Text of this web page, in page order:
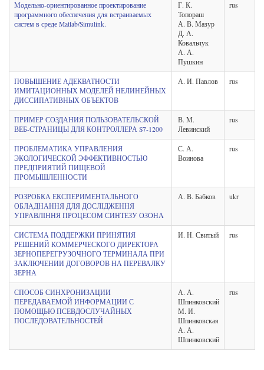
Модельно-ориентированное проектирование
программного обеспечения для встраиваемых
систем в среде Matlab/Simulink.
Г. К.
Топораш
А. В. Мазур
Д. А.
Ковальчук
А. А.
Пушкин
rus
ПОВЫШЕНИЕ АДЕКВАТНОСТИ
ИМИТАЦИОННЫХ МОДЕЛЕЙ НЕЛИНЕЙНЫХ
ДИССИПАТИВНЫХ ОБЪЕКТОВ
А. И. Павлов rus
ПРИМЕР СОЗДАНИЯ ПОЛЬЗОВАТЕЛЬСКОЙ
ВЕБ-СТРАНИЦЫ ДЛЯ КОНТРОЛЛЕРА S7-1200
В. М.
Левинский
rus
ПРОБЛЕМАТИКА УПРАВЛЕНИЯ
ЭКОЛОГИЧЕСКОЙ ЭФФЕКТИВНОСТЬЮ
ПРЕДПРИЯТИЙ ПИЩЕВОЙ
ПРОМЫШЛЕННОСТИ
С. А.
Воинова
rus
РОЗРОБКА ЕКСПЕРИМЕНТАЛЬНОГО
ОБЛАДНАННЯ ДЛЯ ДОСЛІДЖЕННЯ
УПРАВЛІННЯ ПРОЦЕСОМ СИНТЕЗУ ОЗОНА
А. В. Бабков ukr
СИСТЕМА ПОДДЕРЖКИ ПРИНЯТИЯ
РЕШЕНИЙ КОММЕРЧЕСКОГО ДИРЕКТОРА
ЗЕРНОПЕРЕГРУЗОЧНОГО ТЕРМИНАЛА ПРИ
ЗАКЛЮЧЕНИИ ДОГОВОРОВ НА ПЕРЕВАЛКУ
ЗЕРНА
И. Н. Свитый rus
СПОСОБ СИНХРОНИЗАЦИИ
ПЕРЕДАВАЕМОЙ ИНФОРМАЦИИ С
ПОМОЩЬЮ ПСЕВДОСЛУЧАЙНЫХ
ПОСЛЕДОВАТЕЛЬНОСТЕЙ
А. А.
Шпинковский
М. И.
Шпинковская
А. А.
Шпинковский
rus